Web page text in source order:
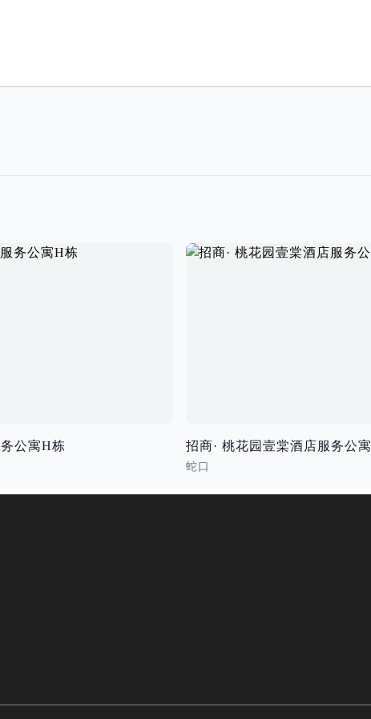
公寓H栋 招商· 桃花园壹棠酒店服务公寓
蛇口